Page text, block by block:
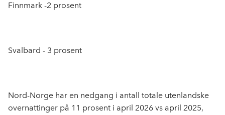
Finnmark -2 prosent
Svalbard - 3 prosent
Nord-Norge har en nedgang i antall totale utenlandske
overnattinger på 11 prosent i april 2026 vs april 2025,